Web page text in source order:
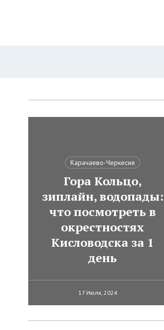
Карачаево-Черкесия
Гора Кольцо,
зиплайн, водопады:
что посмотреть в
окрестностях
Кисловодска за 1
день
17 Июля, 2024